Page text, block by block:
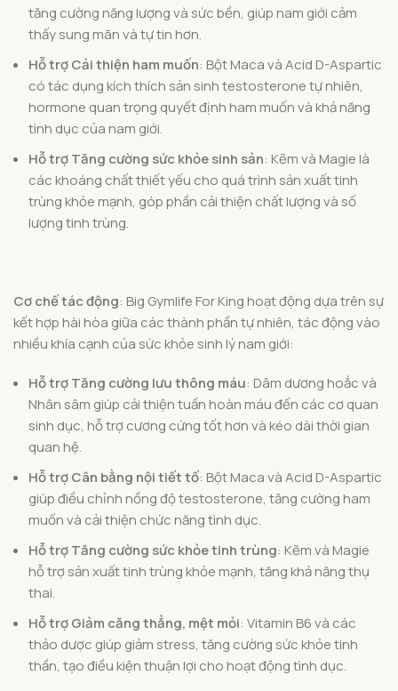
tăng cường năng lượng và sức bền, giúp nam giới cảm
thấy sung mãn và tự tin hơn.
Hỗ trợ Cải thiện ham muốn: Bột Maca và Acid D-Aspartic
có tác dụng kích thích sản sinh testosterone tự nhiên,
hormone quan trọng quyết định ham muốn và khả năng
tình dục của nam giới.
Hỗ trợ Tăng cường sức khỏe sinh sản: Kẽm và Magie là
các khoáng chất thiết yếu cho quá trình sản xuất tinh
trùng khỏe mạnh, góp phần cải thiện chất lượng và số
lượng tinh trùng.
Cơ chế tác động: Big Gymlife For King hoạt động dựa trên sự
kết hợp hài hòa giữa các thành phần tự nhiên, tác động vào
nhiều khía cạnh của sức khỏe sinh lý nam giới:
Hỗ trợ Tăng cường lưu thông máu: Dâm dương hoắc và
Nhân sâm giúp cải thiện tuần hoàn máu đến các cơ quan
sinh dục, hỗ trợ cương cứng tốt hơn và kéo dài thời gian
quan hệ.
Hỗ trợ Cân bằng nội tiết tố: Bột Maca và Acid D-Aspartic
giúp điều chỉnh nồng độ testosterone, tăng cường ham
muốn và cải thiện chức năng tình dục.
Hỗ trợ Tăng cường sức khỏe tinh trùng: Kẽm và Magie
hỗ trợ sản xuất tinh trùng khỏe mạnh, tăng khả năng thụ
thai.
Hỗ trợ Giảm căng thẳng, mệt mỏi: Vitamin B6 và các
thảo dược giúp giảm stress, tăng cường sức khỏe tinh
thần, tạo điều kiện thuận lợi cho hoạt động tình dục.